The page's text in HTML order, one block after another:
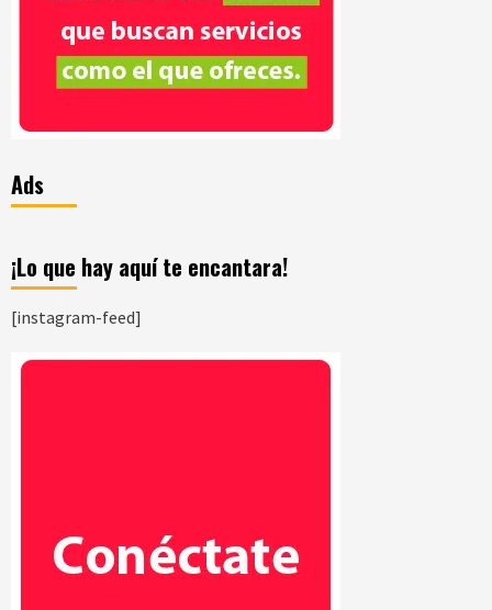
Ads
¡Lo que hay aquí te encantara!
[instagram-feed]